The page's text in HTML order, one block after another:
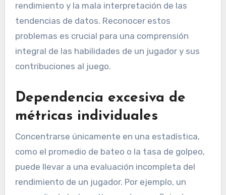
rendimiento y la mala interpretación de las
tendencias de datos. Reconocer estos
problemas es crucial para una comprensión
integral de las habilidades de un jugador y sus
contribuciones al juego.
Dependencia excesiva de
métricas individuales
Concentrarse únicamente en una estadística,
como el promedio de bateo o la tasa de golpeo,
puede llevar a una evaluación incompleta del
rendimiento de un jugador. Por ejemplo, un